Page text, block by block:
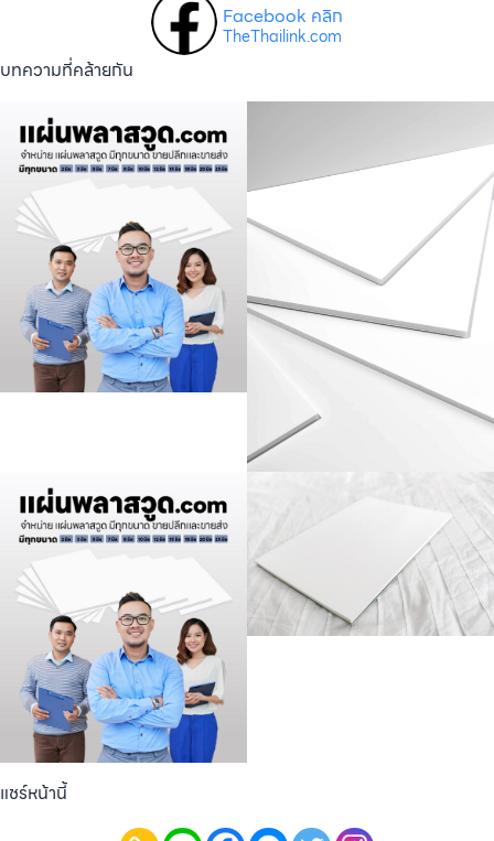
Facebook คลิก
TheThailink.com
บทความที่คล้ายกัน
แชร์หน้านี้